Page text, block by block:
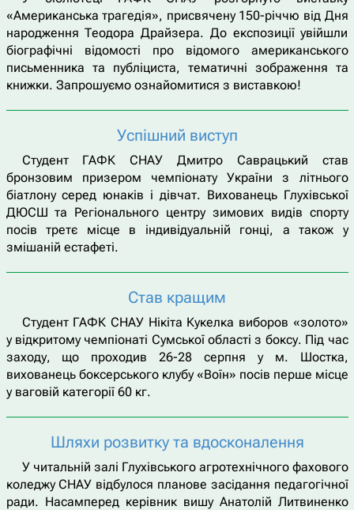
«Американська трагедія», присвячену 150-річчю від Дня
народження Теодора Драйзера. До експозиції увійшли
біографічні відомості про відомого американського
письменника та публіциста, тематичні зображення та
книжки. Запрошуємо ознайомитися з виставкою!
Успішний виступ
Студент ГАФК СНАУ Дмитро Саврацький став
бронзовим призером чемпіонату України з літнього
біатлону серед юнаків і дівчат. Вихованець Глухівської
ДЮСШ та Регіонального центру зимових видів спорту
посів третє місце в індивідуальній гонці, а також у
змішаній естафеті.
Став кращим
Студент ГАФК СНАУ Нікіта Кукелка виборов «золото»
у відкритому чемпіонаті Сумської області з боксу. Під час
заходу, що проходив 26-28 серпня у м. Шостка,
вихованець боксерського клубу «Воїн» посів перше місце
у ваговій категорії 60 кг.
Шляхи розвитку та вдосконалення
У читальній залі Глухівського агротехнічного фахового
коледжу СНАУ відбулося планове засідання педагогічної
ради. Насамперед керівник вишу Анатолій Литвиненко